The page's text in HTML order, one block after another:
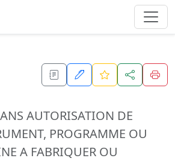
AUTORISATION DE
PROGRAMME OU
A FABRIQUER OU